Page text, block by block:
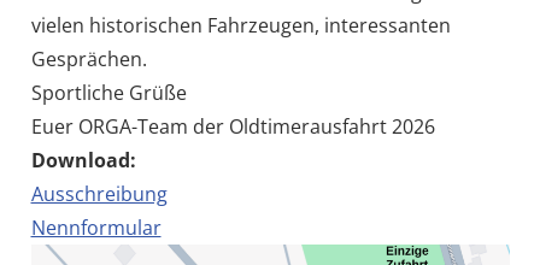
vielen historischen Fahrzeugen, interessanten
Gesprächen.
Sportliche Grüße
Euer ORGA-Team der Oldtimerausfahrt 2026
Download:
Ausschreibung
Nennformular